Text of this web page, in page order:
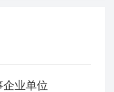
企业单位